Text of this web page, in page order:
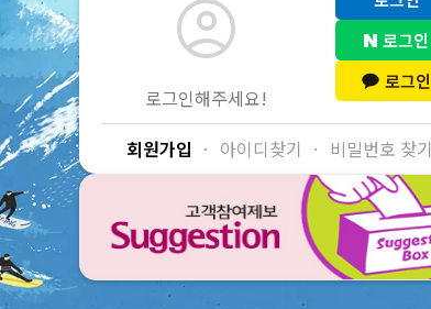
account_circle
로그인해주세요!
로그인
로그인
회원가입 · 아이디찾기 · 비밀번호 찾기